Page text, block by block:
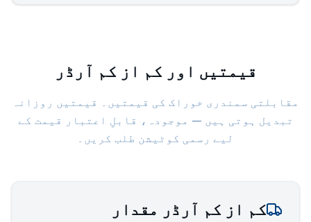
قیمتیں اور کم از کم آرڈر
مقابلتی سمندری خوراک کی قیمتیں۔ قیمتیں روزانہ
تبدیل ہوتی ہیں — موجودہ، قابلِ اعتبار قیمت کے
لیے رسمی کوٹیشن طلب کریں۔
کم از کم آرڈر مقدار